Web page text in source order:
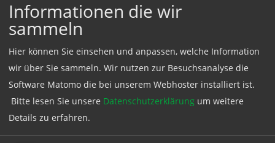
Informationen die wir
sammeln
Hier können Sie einsehen und anpassen, welche Information
wir über Sie sammeln. Wir nutzen zur Besuchsanalyse die
Software Matomo die bei unserem Webhoster installiert ist.
Bitte lesen Sie unsere Datenschutzerklärung um weitere
Details zu erfahren.